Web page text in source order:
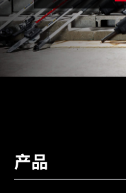
最大压力 (bar)
喷头类型​
容量(L)
产品